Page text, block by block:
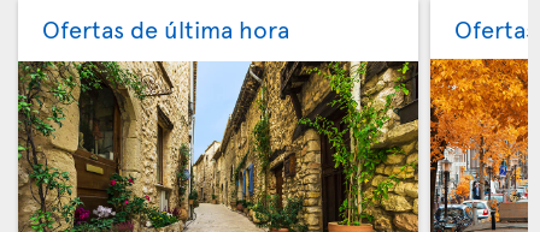
Ofertas de última hora